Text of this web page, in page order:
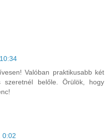
Valóban praktikusabb két
belőle. Örülök, hogy
0:02